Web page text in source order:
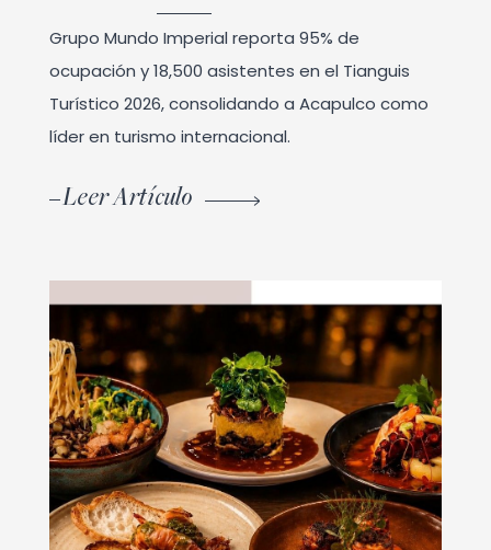
Grupo Mundo Imperial reporta 95% de
ocupación y 18,500 asistentes en el Tianguis
Turístico 2026, consolidando a Acapulco como
líder en turismo internacional.
Leer Artículo